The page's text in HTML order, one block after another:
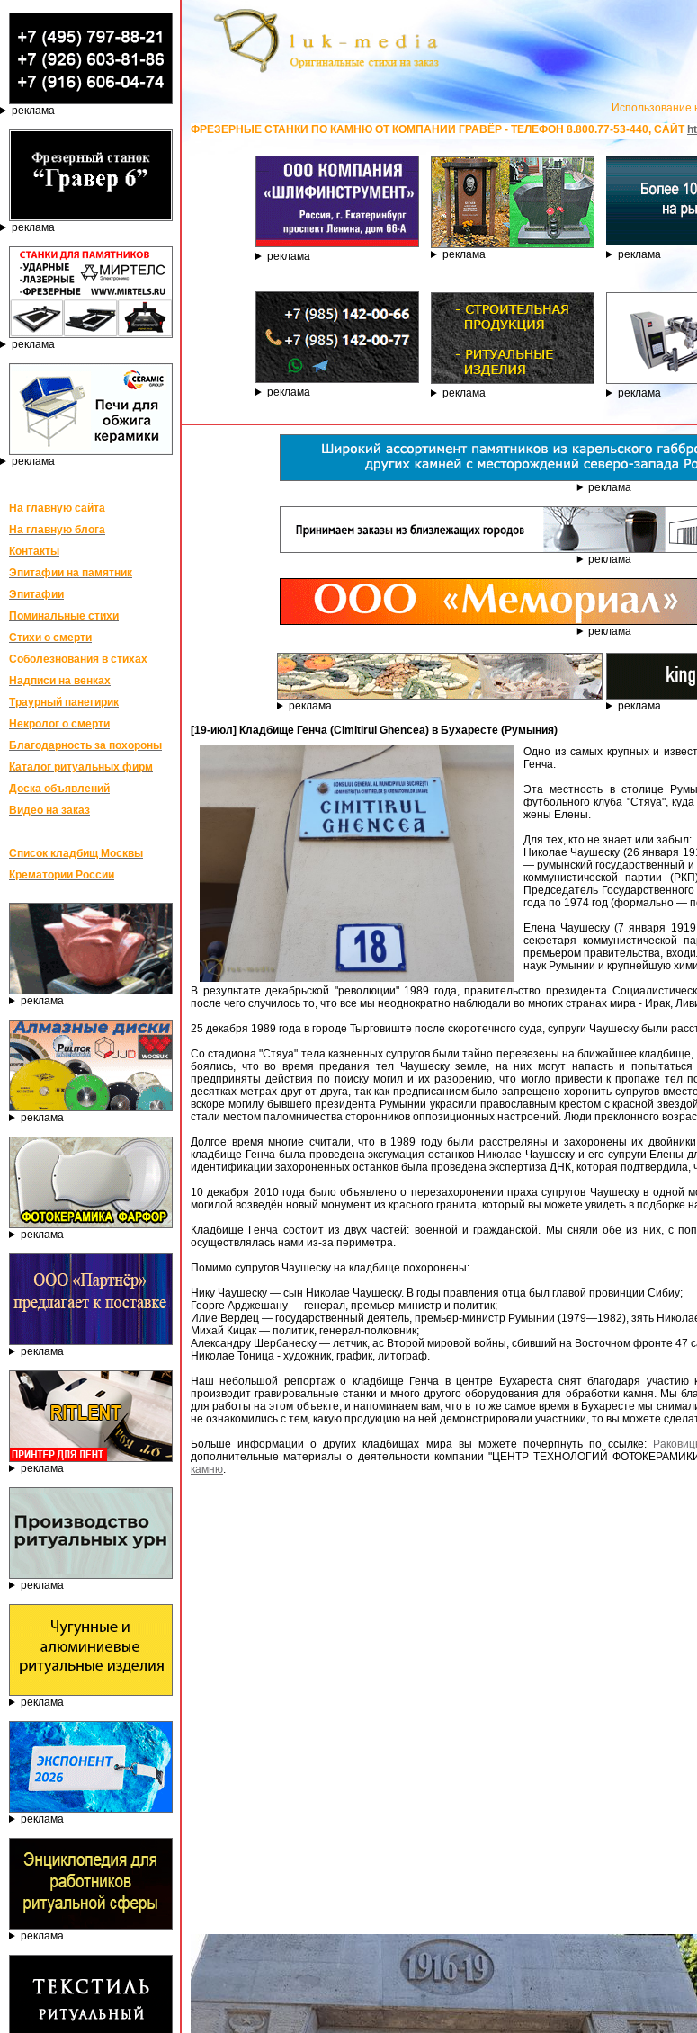
реклама
реклама
реклама
реклама
На главную сайта
На главную блога
Контакты
Эпитафии на памятник
Эпитафии
Поминальные стихи
Стихи о смерти
Соболезнования в стихах
Надписи на венках
Траурный панегирик
Некролог о смерти
Благодарность за похороны
Каталог ритуальных фирм
Доска объявлений
Видео на заказ
Список кладбищ Москвы
Крематории России
реклама
реклама
реклама
реклама
реклама
реклама
реклама
реклама
реклама
Использование
И ФРЕЗЕРНЫЕ СТАНКИ ПО КАМНЮ ОТ КОМПАНИИ ГРАВЁР - ТЕЛЕФОН 8.800.77-53-440, САЙТ https://stanok-graver.ru-
реклама реклама реклама
реклама реклама реклама
реклама
реклама
реклама
реклама
реклама
[19-июл] Кладбище Генча (Cimitirul Ghencea) в Бухаресте (Румыния)
Одно из самых крупных и
Генча.
Эта местность в столице
футбольного клуба "Стяуа",
жены Елены.
Для тех, кто не знает или забыл:
Николае Чаушеску (26 января
— румынский государственный и
коммунистической партии
Председатель
года по 1974 год (формально —
Елена Чаушеску (7 января
секретаря коммунистической
премьером правительства,
наук Румынии и крупнейшую
В результате декабрьской "революции" 1989 года, правительство президента
после чего случилось то, что все мы неоднократно наблюдали во многих странах мира - Ирак,
25 декабря 1989 года в городе Тырговиште после скоротечного суда, супруги Чаушеску были
Со стадиона "Стяуа" тела казненных супругов были тайно перевезены на ближайшее
боялись, что во время предания тел Чаушеску земле, на них могут напасть и попытаться
предприняты действия по поиску могил и их разорению, что могло привести к пропаже
десятках метрах друг от друга, так как предписанием было запрещено хоронить супругов
вскоре могилу бывшего президента Румынии украсили православным крестом с красной
стали местом паломничества сторонников оппозиционных настроений. Люди преклонного
Долгое время многие считали, что в 1989 году были расстреляны и захоронены их
кладбище Генча была проведена эксгумация останков Николае Чаушеску и его супруги
идентификации захороненных останков была проведена экспертиза ДНК, которая
10 декабря 2010 года было объявлено о перезахоронении праха супругов Чаушеску в одной
могилой возведён новый монумент из красного гранита, который вы можете увидеть в подборке
Кладбище Генча состоит из двух частей: военной и гражданской. Мы сняли обе из них, с
осуществлялась нами из-за периметра.
Помимо супругов Чаушеску на кладбище похоронены:
Нику Чаушеску — сын Николае Чаушеску. В годы правления отца был главой провинции Сибиу;
Георге Арджешану — генерал, премьер-министр и политик;
Илие Вердец — государственный деятель, премьер-министр Румынии (1979—1982), зять
Михай Кицак — политик, генерал-полковник;
Александру Шербанеску — летчик, ас Второй мировой войны, сбивший на Восточном фронте 47
Николае Тоница - художник, график, литограф.
Наш небольшой репортаж о кладбище Генча в центре Бухареста снят благодаря
производит гравировальные станки и много другого оборудования для обработки камня. Мы
для работы на этом объекте, и напоминаем вам, что в то же самое время в Бухаресте мы
не ознакомились с тем, какую продукцию на ней демонстрировали участники, то вы можете
Больше информации о других кладбищах мира вы можете почерпнуть по ссылке:
дополнительные материалы о деятельности компании "ЦЕНТР ТЕХНОЛОГИЙ
камню.